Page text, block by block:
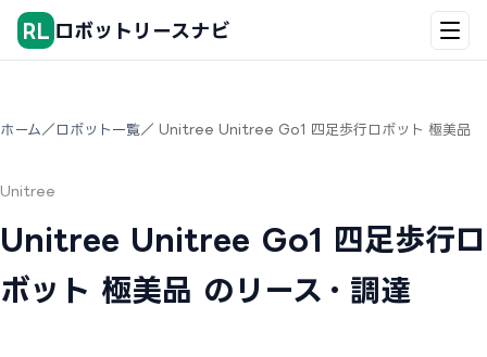
RL ロボットリースナビ
ホーム ／ ロボット一覧／ Unitree Unitree Go1 四足歩行ロボット 極美品
Unitree
Unitree Unitree Go1 四足歩行ロ
ボット 極美品 のリース・調達